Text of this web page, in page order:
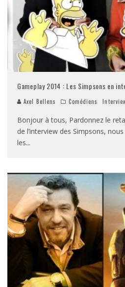
Gameplay 2014 : Les Simpsons en
Axel Bellens Comédiens
Bonjour à tous, Pardonnez le
de l’interview des Simpsons,
les...